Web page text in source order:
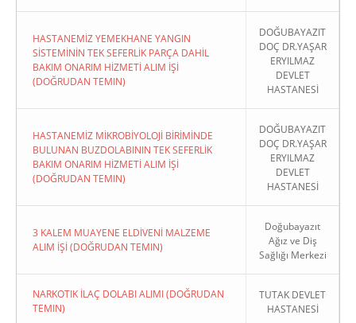
HASTANEMİZ YEMEKHANE YANGIN
SİSTEMİNİN TEK SEFERLİK PARÇA DAHİL
BAKIM ONARIM HİZMETİ ALIM İŞİ
(DOĞRUDAN TEMIN)
DOĞUBAYAZIT
DOÇ DR.YAŞAR
ERYILMAZ
DEVLET
HASTANESİ
HASTANEMİZ MİKROBİYOLOJİ BİRİMİNDE
BULUNAN BUZDOLABININ TEK SEFERLİK
BAKIM ONARIM HİZMETİ ALIM İŞİ
(DOĞRUDAN TEMIN)
DOĞUBAYAZIT
DOÇ DR.YAŞAR
ERYILMAZ
DEVLET
HASTANESİ
3 KALEM MUAYENE ELDİVENİ MALZEME
ALIM İŞİ (DOĞRUDAN TEMIN)
Doğubayazıt
Ağız ve Diş
Sağlığı Merkezi
NARKOTIK İLAÇ DOLABI ALIMI (DOĞRUDAN
TEMIN)
TUTAK DEVLET
HASTANESİ